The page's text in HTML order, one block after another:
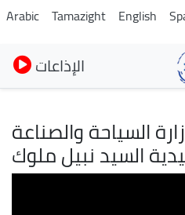
al
Arabic Tamazight English
الإذاعات
السياحة والصناعة
السيد نبيل ملوك